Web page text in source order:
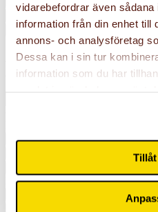
vidarebefordrar även
information från din enhet till
annons- och analysföretag
Dessa kan i sin tur
information som du har
Reservdelar
plogar
Alla Begagnat Butik
Redskap
Filtrera: